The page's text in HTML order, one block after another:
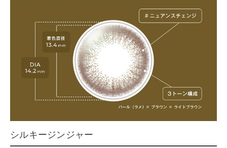
シルキージンジャー